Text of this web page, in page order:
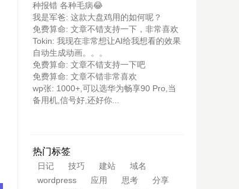
种报错 各种毛病😂
我是军爸: 这款大盘鸡用的如何呢？
免费算命: 文章不错支持一下，非常喜欢
Tokin: 我现在非常想让AI给我想看的效果
自动生成动画。。。
免费算命: 文章不错支持一下吧
免费算命: 文章不错非常喜欢
wp张: 1000+,可以选华为畅享90 Pro,当
备用机,信号好,还好你...
热门标签
日记 技巧 建站
域名
wordpress
应用 思考
分享